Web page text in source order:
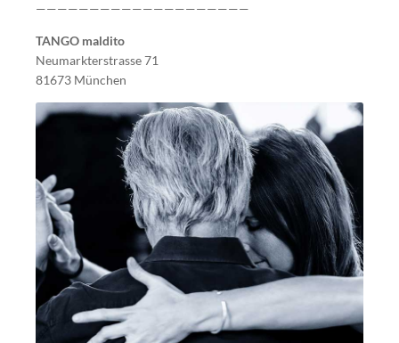
————————————————————
TANGO maldito
Neumarkterstrasse 71
81673 München